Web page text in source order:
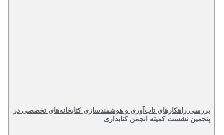
بررسی راهکارهای تاب‌آوری و هوشمندسازی کتابخانه‌های تخصصی در
پنجمین نشست کمیته انجمن کتابداری